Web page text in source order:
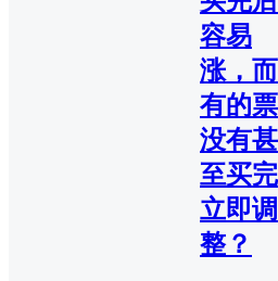
容易
涨，而
有的票
没有甚
至买完
立即调
整？